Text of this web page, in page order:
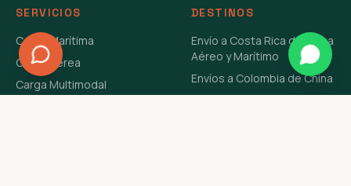
SERVICIOS
Carga Marítima
Carga Aérea
Carga Multimodal
DESTINOS
Envío a Costa Rica de China
Aéreo y Marítimo
Envíos a Colombia de China